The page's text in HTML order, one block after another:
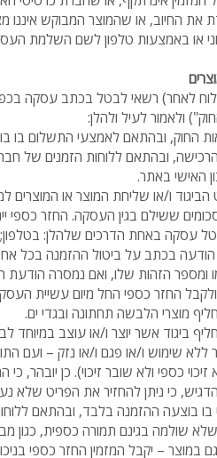
את החיוב, או שהמוצר המבוקש
או באמצעות טלפון לשם השלמת
ולאמור לעיל ולהלן:
החוק, ובהתאם לאמצעי התשלום בו
ובהתאם ללוחות הזמנים של
האישי באתר.
ו/או שליחת המוצר או המוצרים
ששילם בגין העסקה. החזר כספי
עסקה באחת הדרכים שלהלן:
הודעה בכתב על ביטול ההזמנה בכל
ומספר הזהות שלו, ואם נמסרה הודעת
מיום עשיית העסקה ועד 14 ימים מיום קבלת ההזמנה למעט
מוצרי הלבשה תחתונה ובגדי ים.
ביגוד אשר יוצר ו/או עוצב במיוחד
ללא שימוש ו/או פגם ו/או נזק –
כספי ולא שובר זיכוי). כן
כי ניתן להחזיר את הפריט שלא
בו בוצעה ההזמנה בלבד, ובהתאם
שלא שולמה בגינם תמורה כספית, כגון